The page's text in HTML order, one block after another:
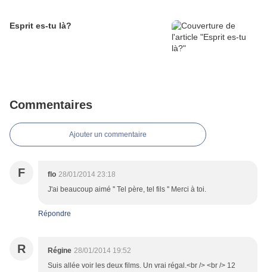
Esprit es-tu là?
Commentaires
Ajouter un commentaire
F flo 28/01/2014 23:18
J'ai beaucoup aimé '' Tel père, tel fils '' Merci à toi.
Répondre
R Régine 28/01/2014 19:52
Suis allée voir les deux films. Un vrai régal.<br /> <br /> 12